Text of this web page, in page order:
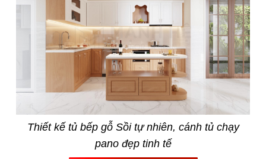
Thiết kế tủ bếp gỗ Sồi tự nhiên, cánh tủ chạy
pano đẹp tinh tế